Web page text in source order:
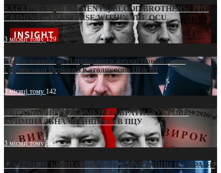
EXCLUSIVE (DOCUMENTS)/BLOOD BROTHERS: THE
CRIMINAL FRANCHISE WITHIN THE OCU
3 місяці тому129
Від віолончелі до Патріаршого жезла: Новий шлях
Грузинської Церкви з Католикосом Шіо III
3 місяці тому 142
ЕКСКЛЮЗИВ (ДОКУМЕНТИ)/БРАТИ ПО КРОВІ:
КРИМІНАЛЬНА ФРАНШИЗА В ПЦУ
3 місяці тому545
МАТЕРИНСЬКИЙ ОМОРФОР В ЧАС ВІЙНИ В УКРАЇНІ